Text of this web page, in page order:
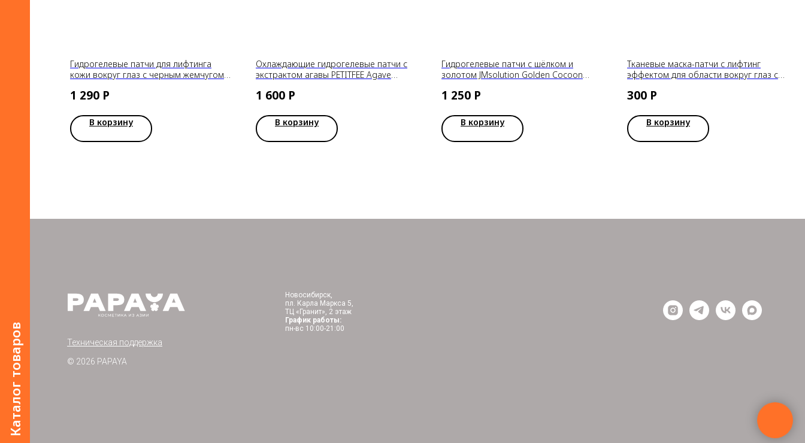
Каталог товаров
Гидрогелевые патчи для лифтинга
кожи вокруг глаз с черным жемчугом и
Hydrogel Eye Patch
1 290 Р
В корзину
Охлаждающие гидрогелевые патчи с
экстрактом агавы PETITFEE Agave
1 600 Р
В корзину
Гидрогелевые патчи с шёлком и
золотом JMsolution Golden Cocoon
1 250 Р
В корзину
Тканевые маска-патчи с лифтинг
эффектом для области вокруг глаз с
CONSLY, 30 шт
300 Р
В корзину
Техническая поддержка
© 2026 PAPAYA
Новосибирск,
пл. Карла Маркса 5,
ТЦ «Гранит», 2 этаж
График работы:
пн-вс 10:00-21:00